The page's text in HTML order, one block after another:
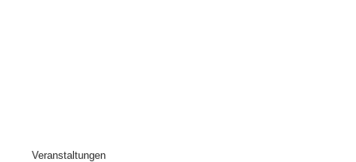
Veranstaltungen